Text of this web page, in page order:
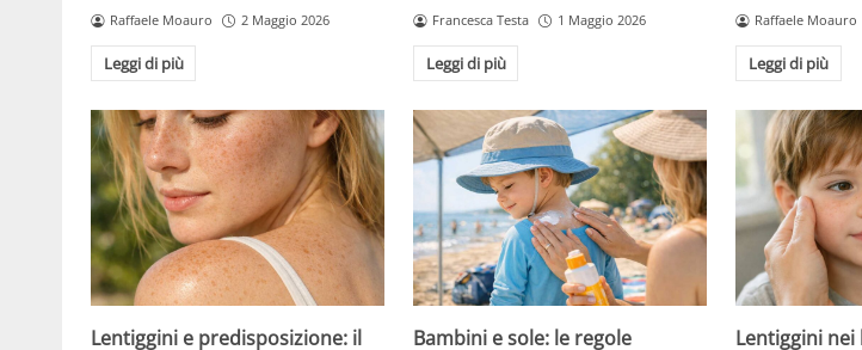
Raffaele Moauro 2 Maggio 2026
Leggi di più
Francesca Testa 1 Maggio 2026
Leggi di più
Raffaele Moauro
Leggi di più
Lentiggini e predisposizione: il Bambini e sole: le regole Lentiggini